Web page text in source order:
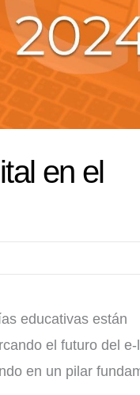
en el
educativas están
el futuro del e-
en un pilar